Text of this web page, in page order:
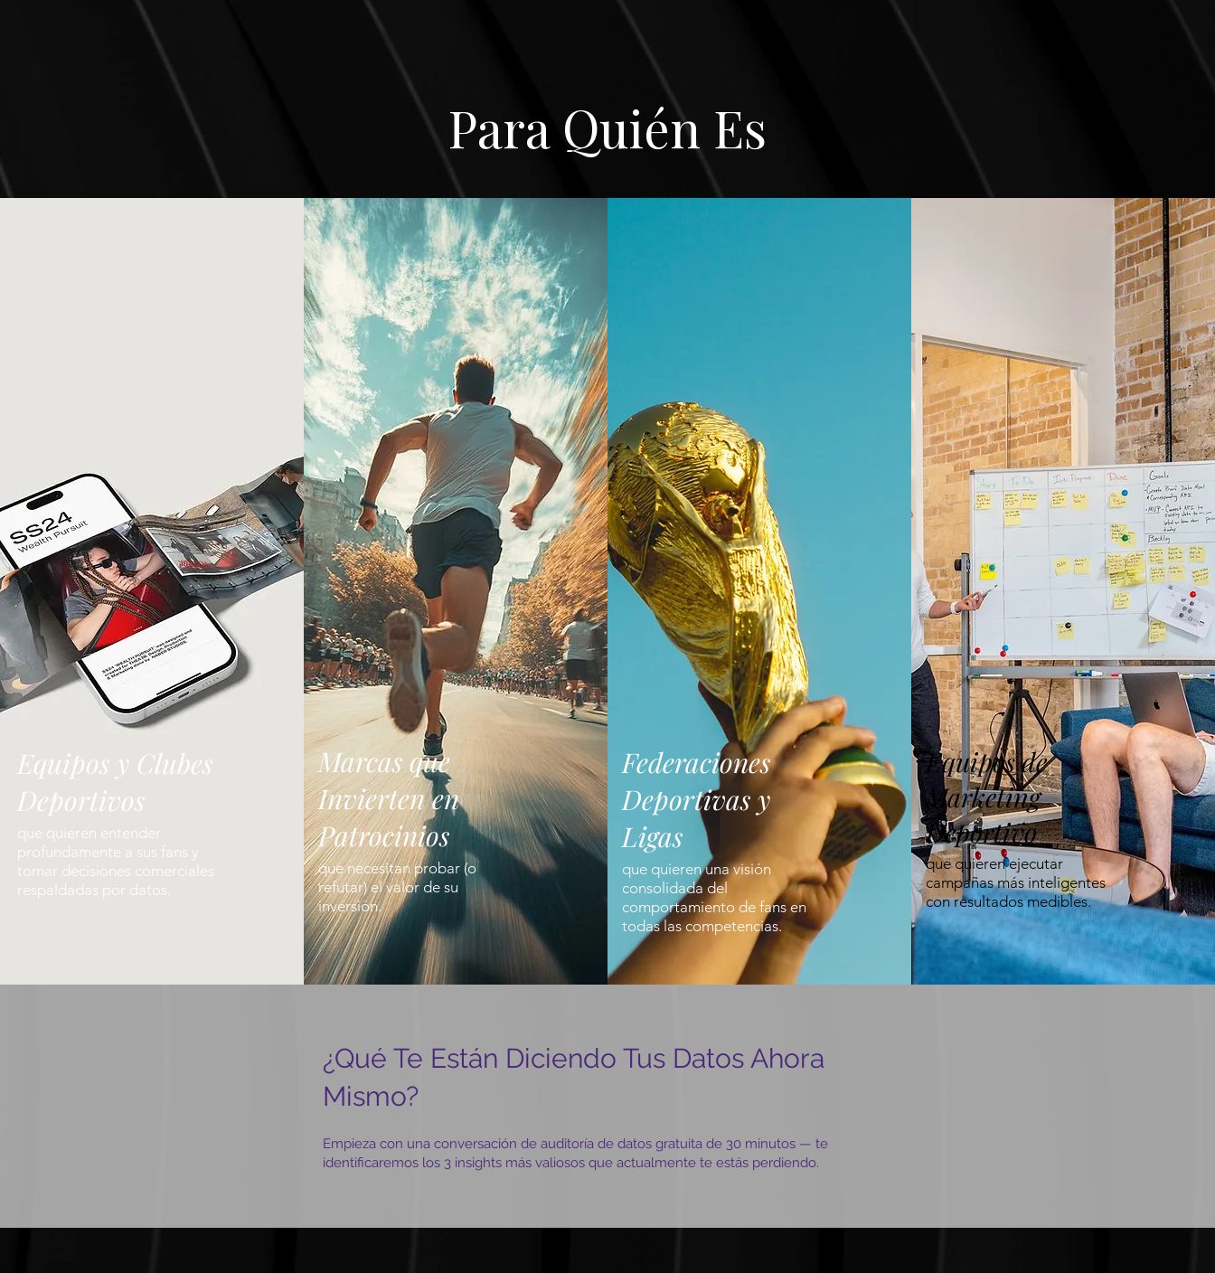
Para Quién Es
Equipos y Clubes
Deportivos
que quieren entender
profundamente a sus fans y
tomar decisiones comerciales
respaldadas por datos.
Marcas que
Invierten en
Patrocinios
que necesitan probar (o
refutar) el valor de su
inversión.
Federaciones
Deportivas y
Ligas
que quieren una visión
consolidada del
comportamiento de fans en
todas las competencias.
Equipos de
Marketing
Deportivo
que quieren ejecutar
campañas más inteligentes
con resultados medibles.
¿Qué Te Están Diciendo Tus Datos Ahora
Mismo?
Empieza con una conversación de auditoría de datos gratuita de 30 minutos — te
identificaremos los 3 insights más valiosos que actualmente te estás perdiendo.